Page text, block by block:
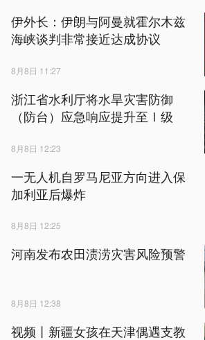
伊外长：伊朗与阿曼就霍尔木兹
海峡谈判非常接近达成协议
8月8日 11:27
浙江省水利厅将水旱灾害防御
（防台）应急响应提升至Ⅰ级
8月8日 12:23
一无人机自罗马尼亚方向进入保
加利亚后爆炸
8月8日 12:25
河南发布农田渍涝灾害风险预警
8月8日 12:38
视频丨新疆女孩在天津偶遇支教